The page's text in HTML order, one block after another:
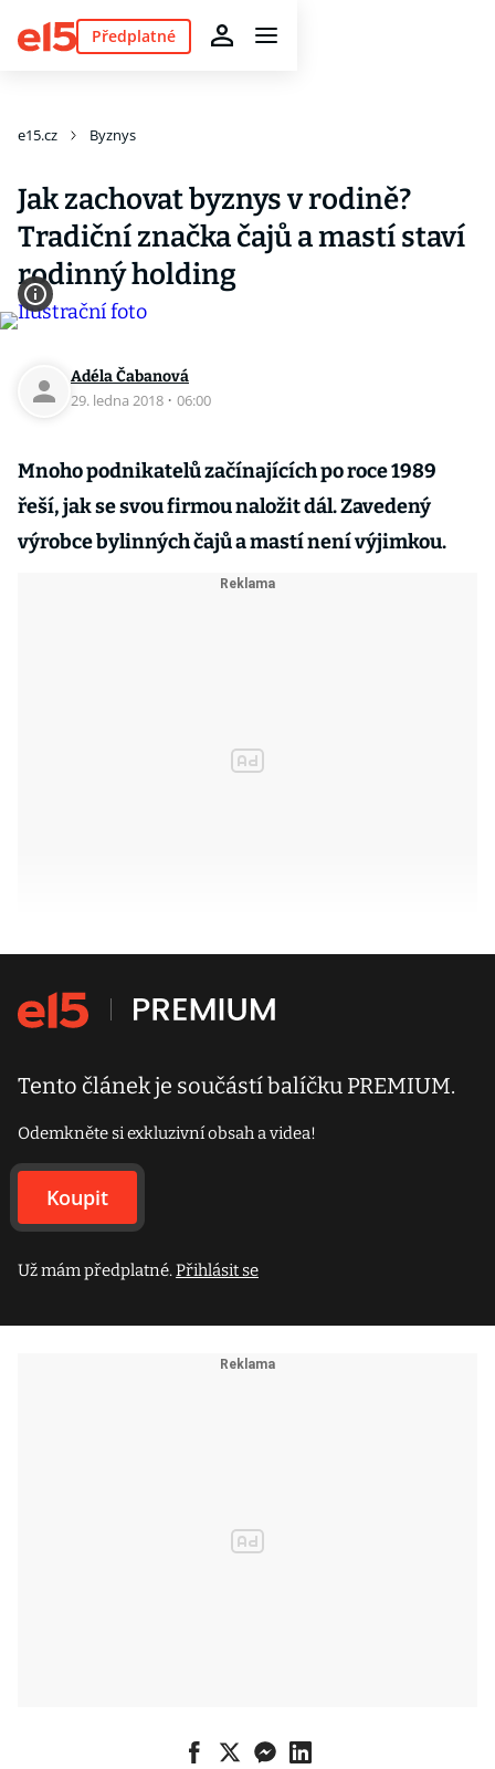
Předplatné
e15.cz Byznys
Jak zachovat byznys v rodině?
Tradiční značka čajů a mastí staví
rodinný holding
Adéla Čabanová
29. ledna 2018 · 06:00
Mnoho podnikatelů začínajících po roce 1989
řeší, jak se svou firmou naložit dál. Zavedený
výrobce bylinných čajů a mastí není výjimkou.
Tento článek je součástí balíčku PREMIUM.
Odemkněte si exkluzivní obsah a videa!
Koupit
Už mám předplatné.Přihlásit se